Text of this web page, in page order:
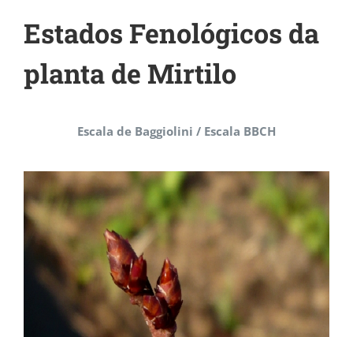
Estados Fenológicos da
planta de Mirtilo
Escala de Baggiolini / Escala BBCH